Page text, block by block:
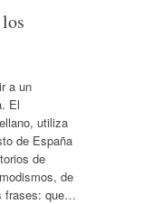
a un
El
utiliza
de España
de
de
frases: que…